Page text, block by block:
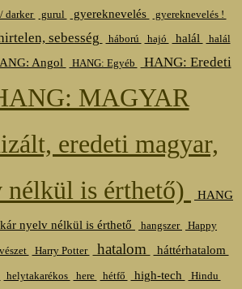
darker gurul gyereknevelés gyereknevelés !
sebesség háború hajó halál
halál
Angol HANG: Egyéb HANG: Eredeti
MAGYAR
eredeti magyar,
nélkül is érthető)
HANG
nyelv nélkül is érthető hangszer Happy
Harry Potter hatalom háttérhatalom
helytakarékos here hétfő high-tech Hindu